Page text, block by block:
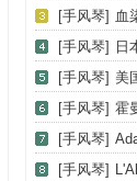
[手风琴] 血
带歌词版）
[手风琴]
日
[手风琴] 美
[手风琴] 霍
希望（二重
[手风琴]
奏、
[手风琴]